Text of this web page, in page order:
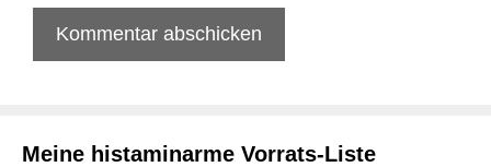
Meine histaminarme Vorrats-Liste